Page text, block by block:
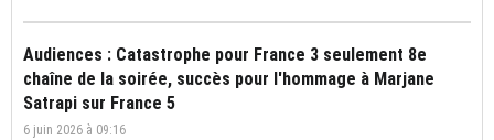
Audiences : Catastrophe pour France 3 seulement 8e
chaîne de la soirée, succès pour l'hommage à Marjane
Satrapi sur France 5
6 juin 2026 à 09:16